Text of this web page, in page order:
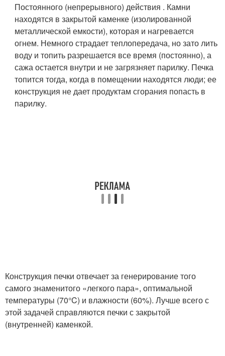
Постоянного (непрерывного) действия . Камни
находятся в закрытой каменке (изолированной
металлической емкости), которая и нагревается
огнем. Немного страдает теплопередача, но зато лить
воду и топить разрешается все время (постоянно), а
сажа остается внутри и не загрязняет парилку. Печка
топится тогда, когда в помещении находятся люди; ее
конструкция не дает продуктам сгорания попасть в
парилку.
Конструкция печки отвечает за генерирование того
самого знаменитого «легкого пара», оптимальной
температуры (70°C) и влажности (60%). Лучше всего с
этой задачей справляются печки с закрытой
(внутренней) каменкой.